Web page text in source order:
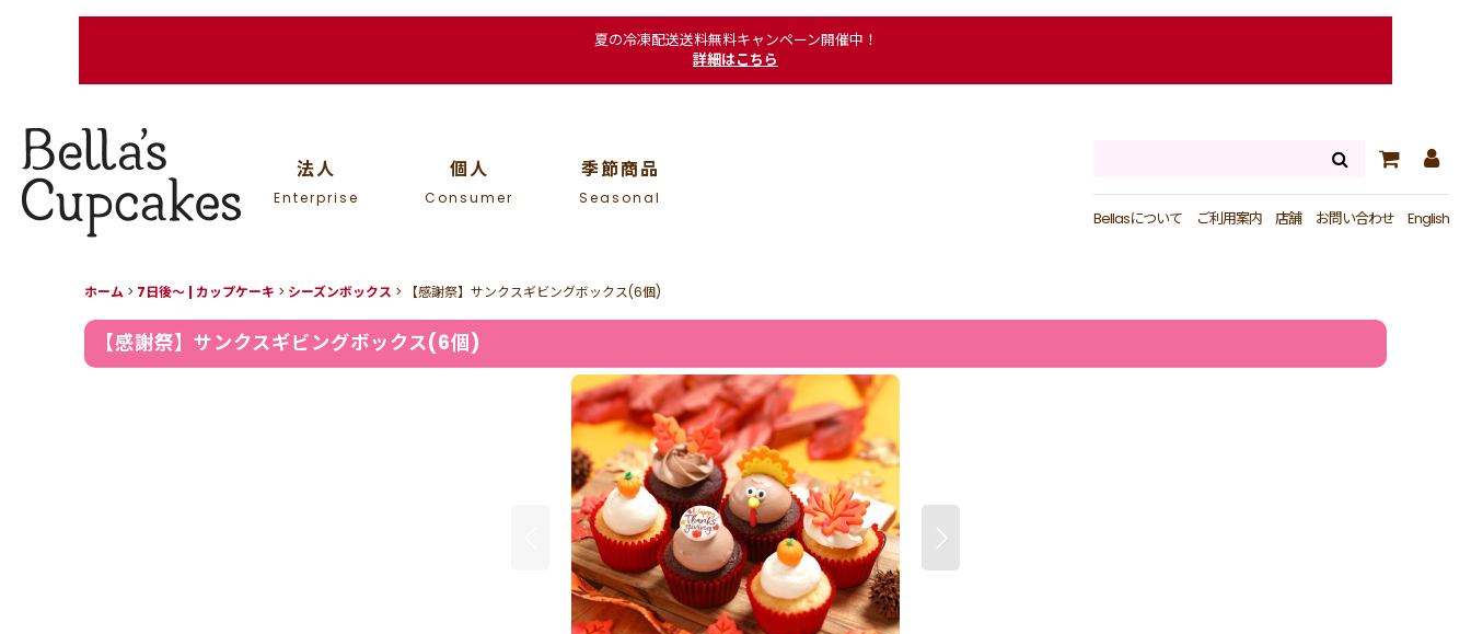
夏の冷凍配送送料無料キャンペーン開催中！
詳細はこちら
法人
Enterprise
個人
Consumer
季節商品
Seasonal
Bellasについて ご利用案内 店舗 お問い合わせ English
ホーム > 7日後〜 | カップケーキ > シーズンボックス > 【感謝祭】サンクスギビングボックス(6個)
【感謝祭】サンクスギビングボックス(6個)